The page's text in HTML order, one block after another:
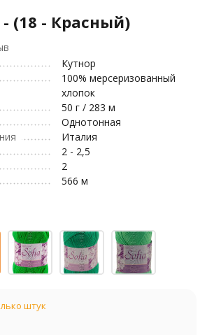
(18 - Красный)
Кутнор
100% мерсеризованный
хлопок
50 г / 283 м
Однотонная
Италия
2 - 2,5
2
566 м
штук